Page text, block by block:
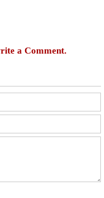
a Comment.